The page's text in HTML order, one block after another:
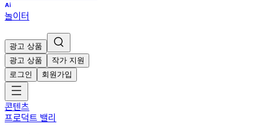
놀이터
광고 상품
광고 상품
작가 지원
로그인
회원가입
콘텐츠
프로덕트 밸리